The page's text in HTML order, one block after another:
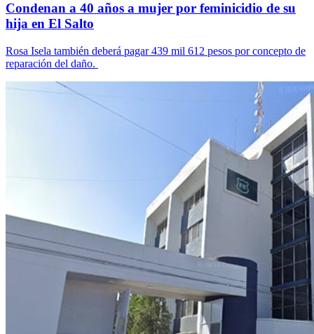
Condenan a 40 años a mujer por feminicidio de su
hija en El Salto
Rosa Isela también deberá pagar 439 mil 612 pesos por concepto de
reparación del daño.